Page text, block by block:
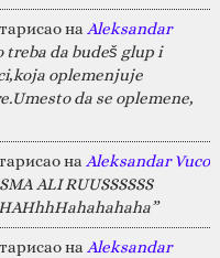
на Aleksandar
treba da budeš glup i
oplemenjuje
da se oplemene,
на Aleksandar Vuco
ALI RUUSSSSSS
HAHAHhhHahahahaha”
на Aleksandar